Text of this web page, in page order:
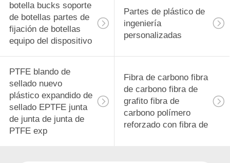
botella bucks soporte
de botellas partes de
fijación de botellas
equipo del dispositivo
Partes de plástico de
ingeniería
personalizadas
PTFE blando de
sellado nuevo
plástico expandido de
sellado EPTFE junta
de junta de junta de
PTFE exp
Fibra de carbono fibra
de carbono fibra de
grafito fibra de
carbono polímero
reforzado con fibra de